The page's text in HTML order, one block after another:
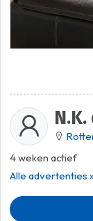
4 weken actief
Alle advertenties »